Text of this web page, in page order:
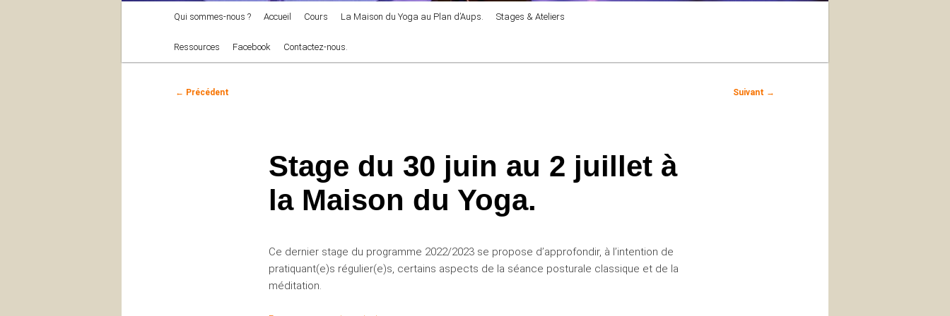
Qui sommes-nous ? Accueil Cours La Maison du Yoga au Plan d’Aups. Stages & Ateliers
Ressources Facebook Contactez-nous.
Navigation
← Précédent Suivant →
Stage du 30 juin au 2 juillet à
la Maison du Yoga.
Ce dernier stage du programme 2022/2023 se propose d’approfondir, à l’intention de
pratiquant(e)s régulier(e)s, certains aspects de la séance posturale classique et de la
méditation.